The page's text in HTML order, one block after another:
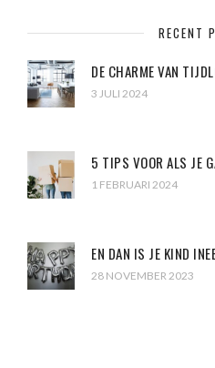
RECENT
DE CHARME VAN
3 JULI 2024
5 TIPS VOOR ALS JE
1 FEBRUARI 2024
EN DAN IS JE KIND
28 NOVEMBER 2023